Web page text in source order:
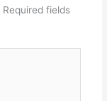
Required fields